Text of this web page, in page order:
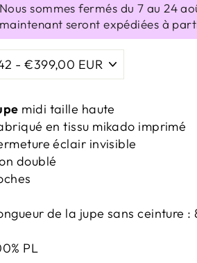
Nous sommes fermés du 7 au 24
maintenant seront expédiées à
midi taille haute
en tissu mikado imprimé
éclair invisible
doublé
de la jupe sans ceinture :
PL